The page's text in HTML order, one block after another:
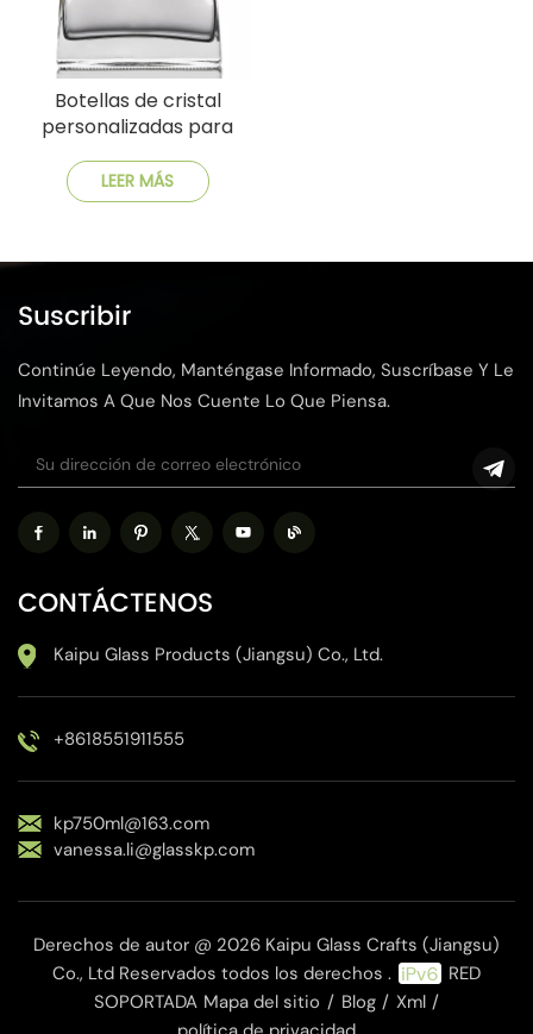
Botellas de cristal
personalizadas para
LEER MÁS
Suscribir
Continúe Leyendo, Manténgase Informado, Suscríbase Y Le
Invitamos A Que Nos Cuente Lo Que Piensa.
CONTÁCTENOS
Kaipu Glass Products (Jiangsu) Co., Ltd.
+8618551911555
kp750ml@163.com
vanessa.li@glasskp.com
Derechos de autor @ 2026 Kaipu Glass Crafts (Jiangsu)
Co., Ltd Reservados todos los derechos .
RED
SOPORTADA Mapa del sitio / Blog / Xml /